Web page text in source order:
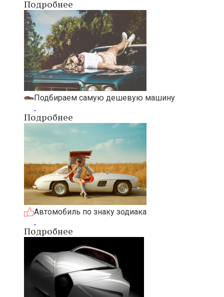
Подробнее
Подбираем самую дешевую машину
Подробнее
Автомобиль по знаку зодиака
Подробнее